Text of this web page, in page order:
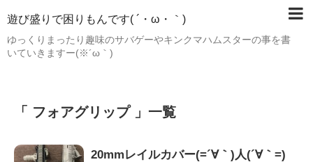
遊び盛りで困りもんです( ´・ω・｀)
ゆっくりまったり趣味のサバゲーやキンクマハムスターの事を書
いていきますー(※´ω｀)
「 フォアグリップ 」一覧
20mmレイルカバー(=´∀｀)人(´∀｀=)